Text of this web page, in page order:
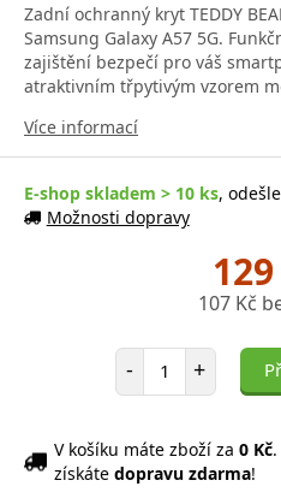
Zadní ochranný kryt TEDDY
Samsung Galaxy A57 5G.
zajištění bezpečí pro váš
atraktivním třpytivým vzorem
Více informací
E-shop skladem > 10 ks,
Možnosti dopravy
107 Kč
- Počet položek
+
V košíku máte zboží za 0 Kč
získáte dopravu zdarma!